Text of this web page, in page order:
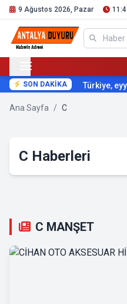
9 Ağustos 2026, Pazar
SON DAKİKA Türkiye,
Ana Sayfa / C
C Haberleri
C MANŞET